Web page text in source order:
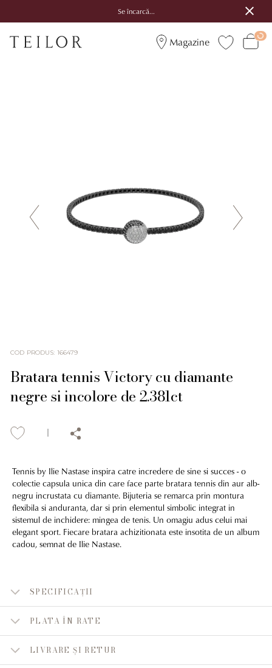
Se încarcă...
Magazine
COD PRODUS: 166479
Bratara tennis Victory cu diamante
negre si incolore de 2.381ct
Tennis by Ilie Nastase inspira catre incredere de sine si succes - o
colectie capsula unica din care face parte bratara tennis din aur alb-
negru incrustata cu diamante. Bijuteria se remarca prin montura
flexibila si anduranta, dar si prin elementul simbolic integrat in
sistemul de inchidere: mingea de tenis. Un omagiu adus celui mai
elegant sport. Fiecare bratara achizitionata este insotita de un album
cadou, semnat de Ilie Nastase.
SPECIFICAȚII
PLATA ÎN RATE
LIVRARE ȘI RETUR